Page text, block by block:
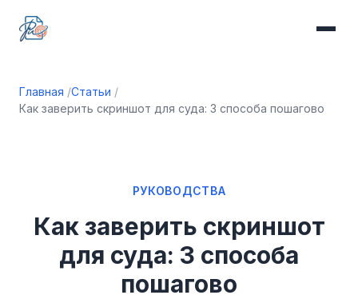
Главная Статьи
Как заверить скриншот для суда: 3 способа пошагово
РУКОВОДСТВА
Как заверить скриншот
для суда: 3 способа
пошагово